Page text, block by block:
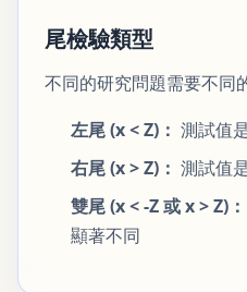
尾檢驗類型
不同的研究問題需要不同
左尾 (x < Z)： 測試值
右尾 (x > Z)： 測試值
雙尾 (x < -Z 或 x > Z)：
顯著不同